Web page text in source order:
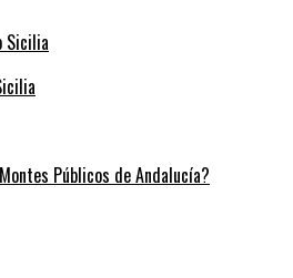
Públicos de Andalucía?